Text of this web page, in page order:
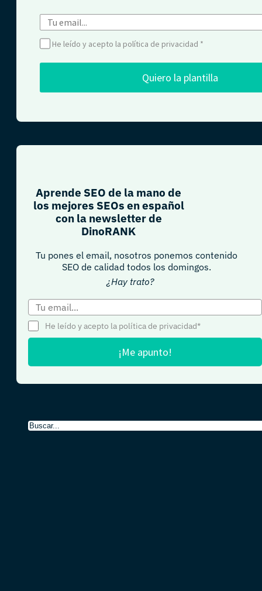
He leído y acepto la política de privacidad *
Quiero la plantilla
Aprende SEO de la mano de
los mejores SEOs en español
con la newsletter de
DinoRANK
Tu pones el email, nosotros ponemos contenido
SEO de calidad todos los domingos.
¿Hay trato?
He leído y acepto la política de privacidad*
¡Me apunto!